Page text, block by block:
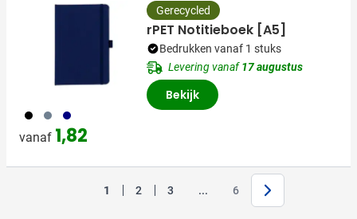
001 003 307
vanaf 1,82
Gerecycled
rPET Notitieboek [A5]
Bedrukken vanaf 1 stuks
Levering vanaf17 augustus
Bekijk
Je leest momenteel pagina
1 Pagina
2 Pagina
3 Jump forward
... Pagina
6 Volgende